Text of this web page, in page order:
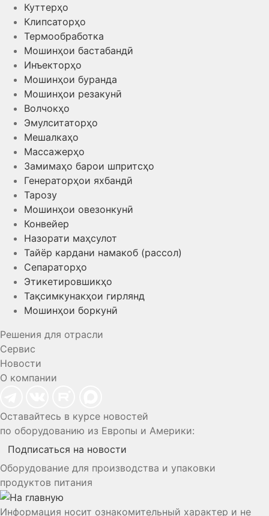
Куттерҳо
Клипсаторҳо
Термообработка
Мошинҳои бастабандӣ
Инъекторҳо
Мошинҳои буранда
Мошинҳои резакунӣ
Волчокҳо
Эмулситаторҳо
Мешалкаҳо
Массажерҳо
Замимаҳо барои шпритсҳо
Генераторҳои яхбандӣ
Тарозу
Мошинҳои овезонкунӣ
Конвейер
Назорати маҳсулот
Тайёр кардани намакоб (рассол)
Сепараторҳо
Этикетировшикҳо
Тақсимкунакҳои гирлянд
Мошинҳои боркунӣ
Решения для отрасли
Сервис
Новости
О компании
Оставайтесь в курсе новостей
по оборудованию из Европы и Америки:
Подписаться на новости
Оборудование для производства и упаковки
продуктов питания
Информация носит ознакомительный характер и не